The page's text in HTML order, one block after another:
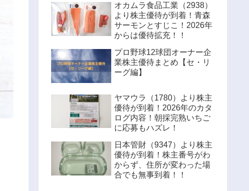
オカムラ食品工業（2938）
より株主優待が到着！青森
サーモンとすじこ！2026年
からは優待拡充！！
プロ野球12球団オーナー企
業株主優待まとめ【セ・リ
ーグ編】
ヤマウラ（1780）より株主
優待が到着！2026年のカタ
ログ内容！朝採完熟いちご
に応募もハズレ！
日本管財（9347）より株主
優待が到着！株主番号がわ
からず、住所が変わった場
合でも無事到着！！